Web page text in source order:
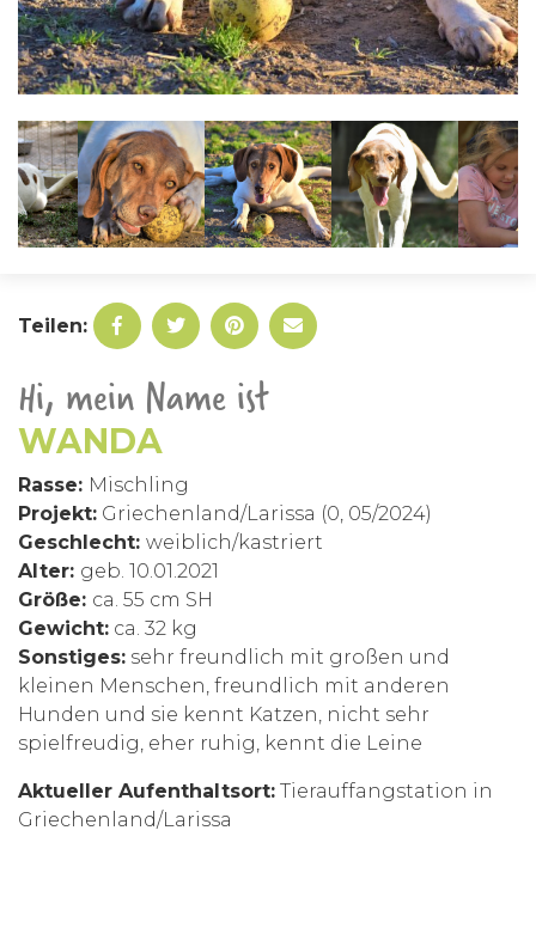
Teilen:
Hi, mein Name ist
WANDA
Rasse: Mischling
Projekt: Griechenland/Larissa (0, 05/2024)
Geschlecht: weiblich/kastriert
Alter: geb. 10.01.2021
Größe: ca. 55 cm SH
Gewicht: ca. 32 kg
Sonstiges: sehr freundlich mit großen und
kleinen Menschen, freundlich mit anderen
Hunden und sie kennt Katzen, nicht sehr
spielfreudig, eher ruhig, kennt die Leine
Aktueller Aufenthaltsort: Tierauffangstation in
Griechenland/Larissa